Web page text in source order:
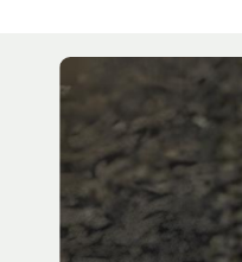
Spring over billedgalleri